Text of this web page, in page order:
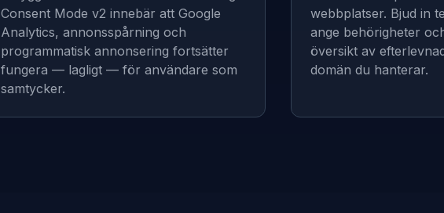
Consent Mode v2 innebär att Google
Analytics, annonsspårning och
programmatisk annonsering fortsätter
fungera — lagligt — för användare som
samtycker.
webbplatser. Bjud in
ange behörigheter
översikt av
domän du hanterar.